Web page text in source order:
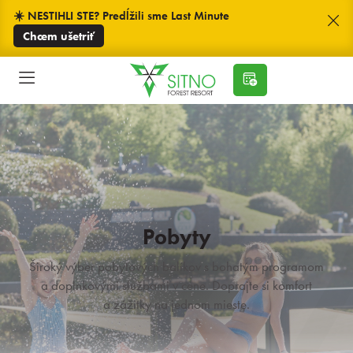
☀️ NESTIHLI STE? Predĺžili sme Last Minute
Chcem ušetriť
Pobyty
Široký výber pobytových balíkov s bohatým programom
a doplnkovými službami v cene. Doprajte si komfort
a zážitky na jednom mieste.